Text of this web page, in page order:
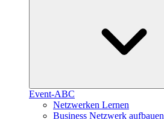
Event-ABC
Netzwerken Lernen
Business Netzwerk aufbauen